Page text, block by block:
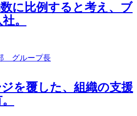
に比例すると考え、ブ
。
グループ長
を覆した、組織の支援